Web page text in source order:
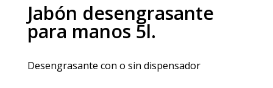
Jabón desengrasante
para manos 5l.
Desengrasante con o sin dispensador